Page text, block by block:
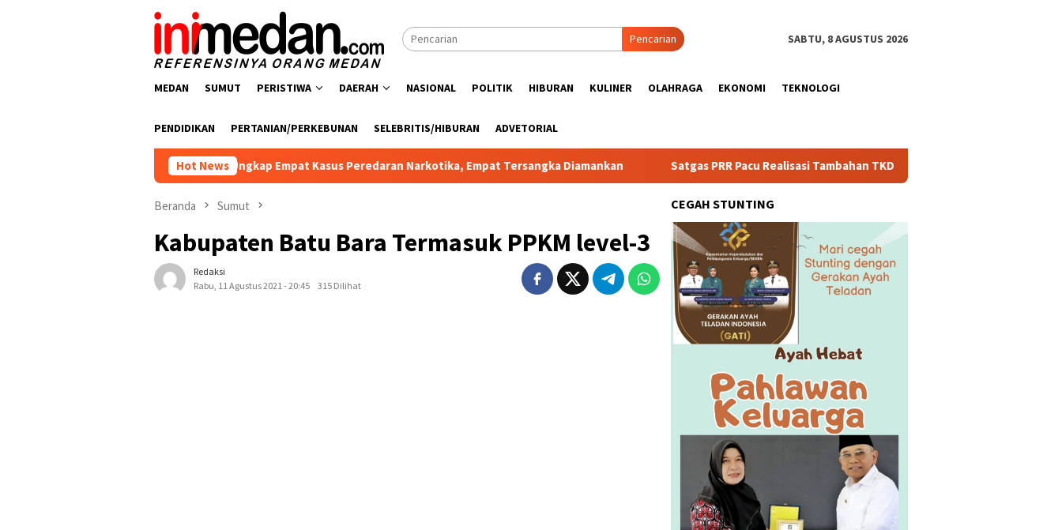
Pencarian SABTU, 8 AGUSTUS 2026
MEDAN SUMUT PERISTIWA DAERAH NASIONAL POLITIK HIBURAN KULINER OLAHRAGA EKONOMI TEKNOLOGI
PENDIDIKAN PERTANIAN/PERKEBUNAN SELEBRITIS/HIBURAN ADVETORIAL
Hot News
Polres Batu Bara Ungkap Empat Kasus Peredaran Narkotika, Empat Tersangka Diamankan Satgas PRR Pacu Realisasi Tambahan TKD Aceh Rp1,65 Triliun, Pastikan Transparan dan
Beranda Sumut
Kabupaten Batu Bara Termasuk PPKM level-3
Redaksi
Rabu, 11 Agustus 2021 - 20:45
315 Dilihat
CEGAH STUNTING